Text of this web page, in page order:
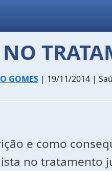
GOMES| 19/11/2014 |
e como
no tratamento